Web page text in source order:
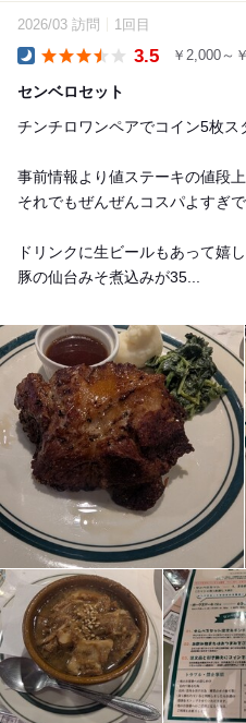
2026/03 訪問 1回目
3.5 ￥2,000～
センベロセット
チンチロワンペアでコイン5枚ス
事前情報より値ステーキの値段上
それでもぜんぜんコスパよすぎ
ドリンクに生ビールもあって嬉
豚の仙台みそ煮込みが35...